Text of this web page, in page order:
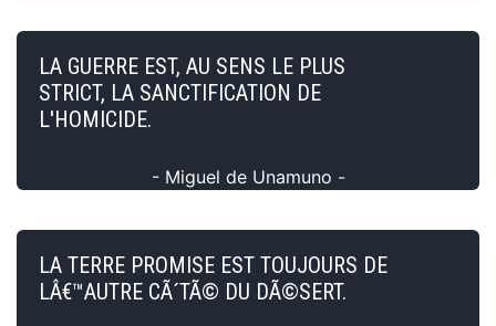
LA GUERRE EST, AU SENS LE PLUS
STRICT, LA SANCTIFICATION DE
L'HOMICIDE.
- Miguel de Unamuno -
LA TERRE PROMISE EST TOUJOURS DE
LÂ€™AUTRE CÃ´TÃ© DU DÃ©SERT.